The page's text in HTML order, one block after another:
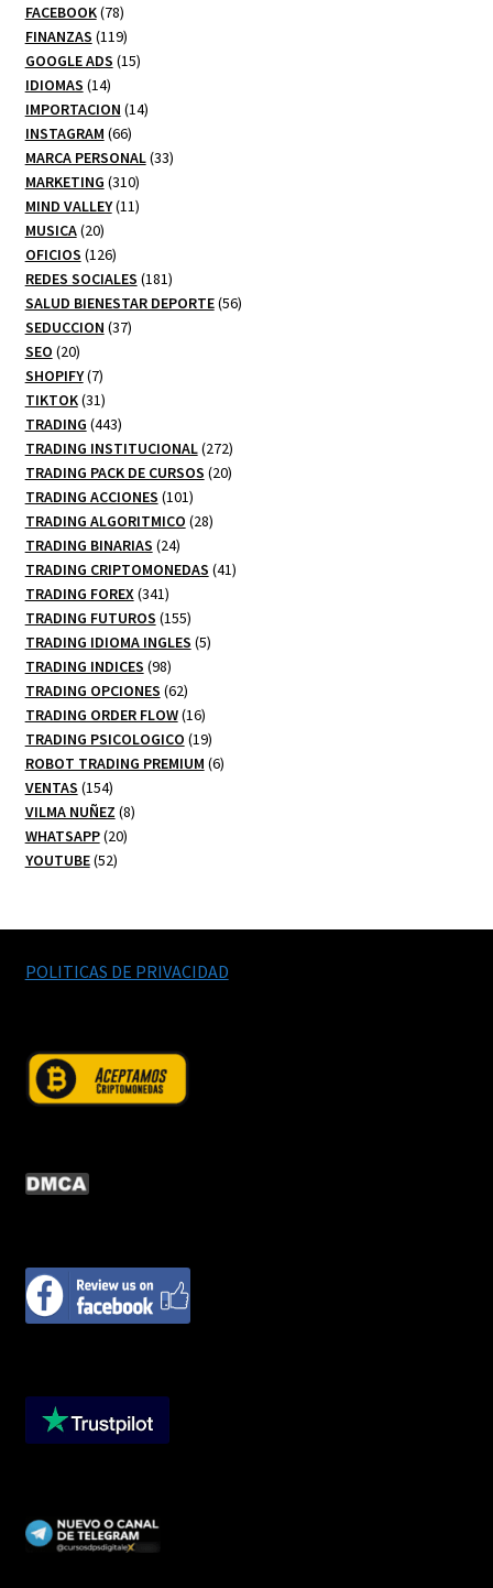
FACEBOOK 7878
productos
FINANZAS 119119
productos
GOOGLE ADS 1515
IDIOMAS 1414
productos
IMPORTACION 1414
INSTAGRAM 6666
productos
MARCA PERSONAL 3333
MARKETING 310310
productos
MIND VALLEY 1111
MUSICA 2020
productos
OFICIOS 126126
productos
REDES SOCIALES 181181
productos
SALUD BIENESTAR DEPORTE 5656
SEDUCCION 3737
SEO 2020
productos
SHOPIFY 77
productos
TIKTOK 3131
productos
TRADING 443443
productos
TRADING INSTITUCIONAL 272272
productos
TRADING PACK DE CURSOS 2020
TRADING ACCIONES 101101
productos
TRADING ALGORITMICO 2828
TRADING BINARIAS 2424
productos
TRADING CRIPTOMONEDAS 4141
TRADING FOREX 341341
productos
TRADING FUTUROS 155155
productos
TRADING IDIOMA INGLES 55
TRADING INDICES 9898
productos
TRADING OPCIONES 6262
productos
TRADING ORDER FLOW 1616
productos
TRADING PSICOLOGICO 1919
productos
ROBOT TRADING PREMIUM 66
VENTAS 154154
productos
VILMA NUÑEZ 88
WHATSAPP 2020
YOUTUBE 5252
POLITICAS DE PRIVACIDAD